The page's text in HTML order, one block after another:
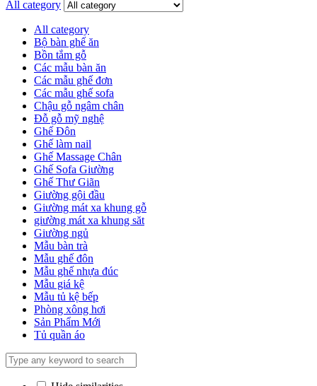
All category
All category
Bộ bàn ghế ăn
Bồn tắm gỗ
Các mẫu bàn ăn
Các mẫu ghế đơn
Các mẫu ghế sofa
Chậu gỗ ngâm chân
Đỗ gỗ mỹ nghệ
Ghế Đôn
Ghế làm nail
Ghế Massage Chân
Ghế Sofa Giường
Ghế Thư Giãn
Giường gội đầu
Giường mát xa khung gỗ
giường mát xa khung săt
Giường ngủ
Mẫu bàn trà
Mẫu ghế đôn
Mẫu ghế nhựa đúc
Mẫu giá kệ
Mẫu tủ kệ bếp
Phòng xông hơi
Sản Phẩm Mới
Tủ quần áo